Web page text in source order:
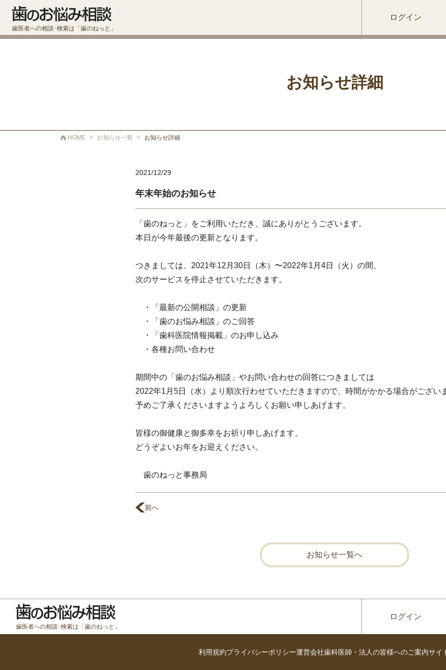
歯医者への相談･検索は「歯のねっと」
ログイン
お知らせ詳細
HOME > お知らせ一覧 > お知らせ詳細
2021/12/29
年末年始のお知らせ
「歯のねっと」をご利用いただき、誠にありがとうございます。
本日が今年最後の更新となります。
つきましては、2021年12月30日（木）〜2022年1月4日（火）の間、
次のサービスを停止させていただきます。
・「最新の公開相談」の更新
・「歯のお悩み相談」のご回答
・「歯科医院情報掲載」のお申し込み
・各種お問い合わせ
期間中の「歯のお悩み相談」やお問い合わせの回答につきましては
2022年1月5日（水）より順次行わせていただきますので、時間がかかる場合がござ
予めご了承くださいますようよろしくお願い申しあげます。
皆様の御健康と御多幸をお祈り申しあげます。
どうぞよいお年をお迎えください。
歯のねっと事務局
前へ
お知らせ一覧へ
歯医者への相談･検索は「歯のねっと」
ログイン
利用規約プライバシーポリシー運営会社歯科医師・法人の皆様へのご案内サイ